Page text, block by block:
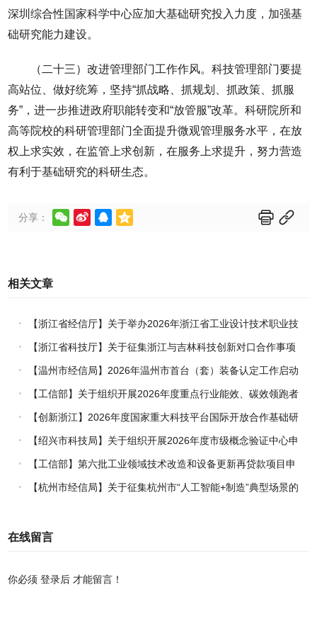
深圳综合性国家科学中心应加大基础研究投入力度，加强基
础研究能力建设。
（二十三）改进管理部门工作作风。科技管理部门要提
高站位、做好统筹，坚持“抓战略、抓规划、抓政策、抓服
务”，进一步推进政府职能转变和“放管服”改革。科研院所和
高等院校的科研管理部门全面提升微观管理服务水平，在放
权上求实效，在监管上求创新，在服务上求提升，努力营造
有利于基础研究的科研生态。
分享：      
相关文章
【浙江省经信厅】关于举办2026年浙江省工业设计技术职业技
能竞赛的通知
【浙江省科技厅】关于征集浙江与吉林科技创新对口合作事项
的通知【温州市经信局】2026年温州市首台（套）装备认定工作启动
【工信部】关于组织开展2026年度重点行业能效、碳效领跑者
企业推荐工作的通知
【创新浙江】2026年度国家重大科技平台国际开放合作基础研
究专项（试点）项目指南
【绍兴市科技局】关于组织开展2026年度市级概念验证中心申
报工作的通知
【工信部】第六批工业领域技术改造和设备更新再贷款项目申
报工作启动
【杭州市经信局】关于征集杭州市“人工智能+制造”典型场景的
在线留言
你必须登录后 才能留言！